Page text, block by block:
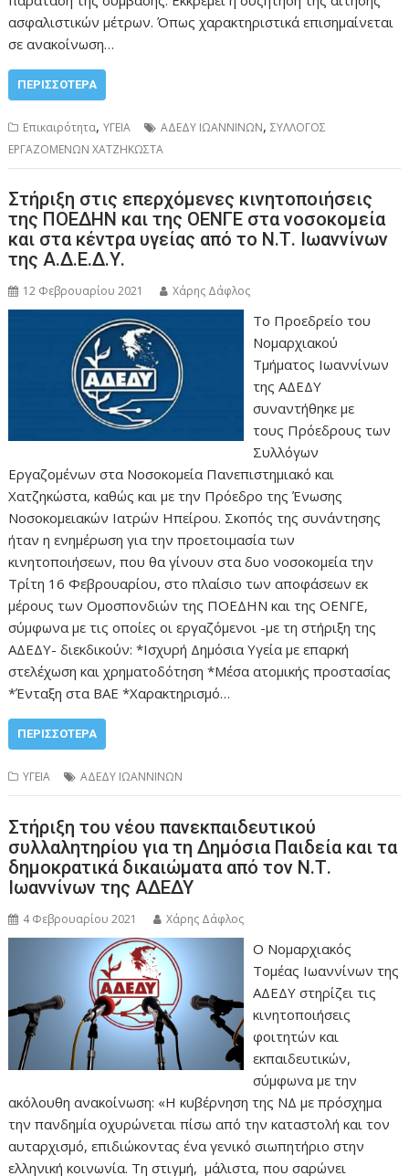
ασφαλιστικών μέτρων. Όπως χαρακτηριστικά επισημαίνεται
σε ανακοίνωση…
ΠΕΡΙΣΣΌΤΕΡΑ
Επικαιρότητα,ΥΓΕΙΑ ΑΔΕΔΥ ΙΩΑΝΝΙΝΩΝ,ΣΥΛΛΟΓΟΣ
ΕΡΓΑΖΟΜΕΝΩΝ ΧΑΤΖΗΚΩΣΤΑ
Στήριξη στις επερχόμενες κινητοποιήσεις
της ΠΟΕΔΗΝ και της ΟΕΝΓΕ στα νοσοκομεία
και στα κέντρα υγείας από το Ν.Τ. Ιωαννίνων
της Α.Δ.Ε.Δ.Υ.
12 Φεβρουαρίου 2021 Χάρης Δάφλος
Το Προεδρείο του
Νομαρχιακού
Τμήματος Ιωαννίνων
της ΑΔΕΔΥ
συναντήθηκε με
τους Πρόεδρους των
Συλλόγων
Εργαζομένων στα Νοσοκομεία Πανεπιστημιακό και
Χατζηκώστα, καθώς και με την Πρόεδρο της Ένωσης
Νοσοκομειακών Ιατρών Ηπείρου. Σκοπός της συνάντησης
ήταν η ενημέρωση για την προετοιμασία των
κινητοποιήσεων, που θα γίνουν στα δυο νοσοκομεία την
Τρίτη 16 Φεβρουαρίου, στο πλαίσιο των αποφάσεων εκ
μέρους των Ομοσπονδιών της ΠΟΕΔΗΝ και της ΟΕΝΓΕ,
σύμφωνα με τις οποίες οι εργαζόμενοι -με τη στήριξη της
ΑΔΕΔΥ- διεκδικούν: *Ισχυρή Δημόσια Υγεία με επαρκή
στελέχωση και χρηματοδότηση *Μέσα ατομικής προστασίας
*Ένταξη στα ΒΑΕ *Χαρακτηρισμό…
ΠΕΡΙΣΣΌΤΕΡΑ
ΥΓΕΙΑ ΑΔΕΔΥ ΙΩΑΝΝΙΝΩΝ
Στήριξη του νέου πανεκπαιδευτικού
συλλαλητηρίου για τη Δημόσια Παιδεία και τα
δημοκρατικά δικαιώματα από τον Ν.Τ.
Ιωαννίνων της ΑΔΕΔΥ
4 Φεβρουαρίου 2021 Χάρης Δάφλος
Ο Νομαρχιακός
Τομέας Ιωαννίνων της
ΑΔΕΔΥ στηρίζει τις
κινητοποιήσεις
φοιτητών και
εκπαιδευτικών,
σύμφωνα με την
ακόλουθη ανακοίνωση: «Η κυβέρνηση της ΝΔ με πρόσχημα
την πανδημία οχυρώνεται πίσω από την καταστολή και τον
αυταρχισμό, επιδιώκοντας ένα γενικό σιωπητήριο στην
ελληνική κοινωνία. Τη στιγμή, μάλιστα, που σαρώνει